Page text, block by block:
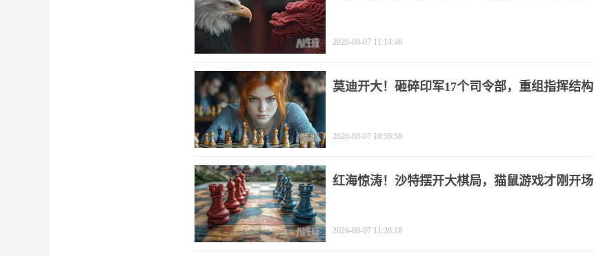
2026-08-07 11:14:46
莫迪开大！砸碎印军17个司令部，重组指挥结构
2026-08-07 10:59:58
红海惊涛！沙特摆开大棋局，猫鼠游戏才刚开场
2026-08-07 11:28:18